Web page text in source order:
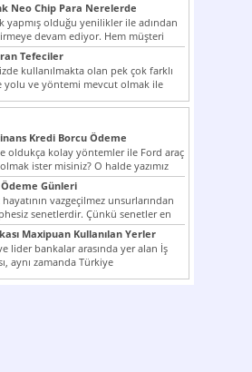
Neo Chip Para Nerelerde
yapmış olduğu yenilikler ile adından
devam ediyor. Hem müşteri
arttırmak hem...
Tefeciler
kullanılmakta olan pek çok farklı
yolu ve yöntemi mevcut olmak ile
bunlar...
Kredi Borcu Ödeme
oldukça kolay yöntemler ile Ford araç
ister misiniz? O halde yazımız
Günleri
vazgeçilmez unsurlarından
senetlerdir. Çünkü senetler en
ödeme araçlarıdır. Taksitler...
Maxipuan Kullanılan Yerler
lider bankalar arasında yer alan İş
aynı zamanda Türkiye
ilk milli...